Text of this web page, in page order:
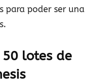
para poder ser una
lotes de